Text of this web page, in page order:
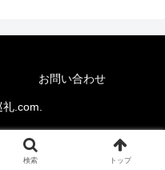
お問い合わせ
.com.
検索 トップ